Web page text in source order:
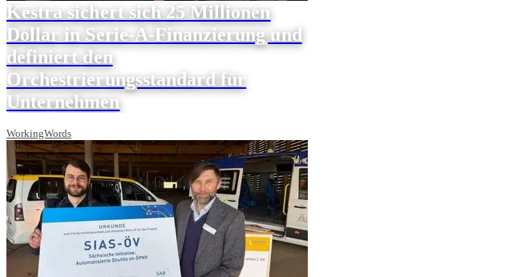
Kestra sichert sich 25 Millionen
Dollar in Serie-A-Finanzierung und
definiert den
Orchestrierungsstandard für
Unternehmen
WorkingWords